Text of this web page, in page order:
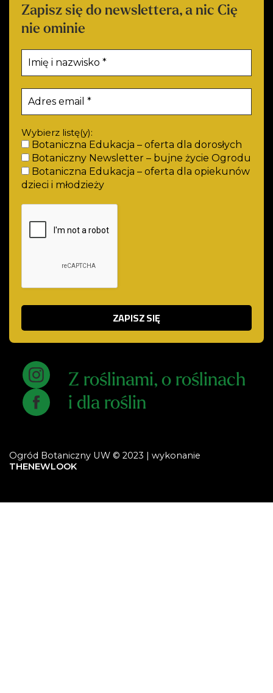
Z roślinami, o roślinach
i dla roślin
Zapisz się do newslettera, a nic Cię
nie ominie
Wybierz listę(y):
Botaniczna Edukacja – oferta dla dorosłych
Botaniczny Newsletter – bujne życie Ogrodu
Botaniczna Edukacja – oferta dla opiekunów
dzieci i młodzieży
Ogród Botaniczny UW © 2023 | wykonanie
THENEWLOOK